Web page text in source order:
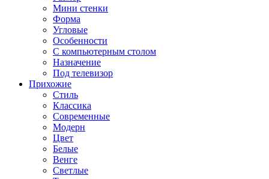
Мини стенки
Форма
Угловые
Особенности
С компьютерным столом
Назначение
Под телевизор
Прихожие
Стиль
Классика
Современные
Модерн
Цвет
Белые
Венге
Светлые